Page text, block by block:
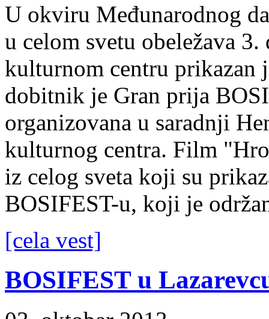
U okviru Međunarodnog
u celom svetu obeležava 3.
kulturnom centru
dobitnik je Gran prija
organizovana u saradnji
kulturnog centra. Film
iz celog sveta koji su
BOSIFEST-u, koji je
[cela vest]
BOSIFEST u